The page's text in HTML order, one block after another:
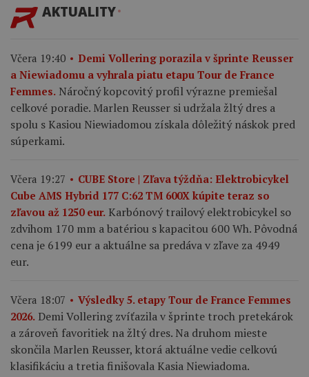
AKTUALITY
Včera 19:40
Demi Vollering porazila v šprinte Reusser
a Niewiadomu a vyhrala piatu etapu Tour de France
Femmes. Náročný kopcovitý profil výrazne premiešal
celkové poradie. Marlen Reusser si udržala žltý dres a
spolu s Kasiou Niewiadomou získala dôležitý náskok pred
súperkami.
Včera 19:27
CUBE Store | Zľava týždňa: Elektrobicykel
Cube AMS Hybrid 177 C:62 TM 600X kúpite teraz so
zľavou až 1250 eur. Karbónový trailový elektrobicykel so
zdvihom 170 mm a batériou s kapacitou 600 Wh. Pôvodná
cena je 6199 eur a aktuálne sa predáva v zľave za 4949
eur.
Včera 18:07
Výsledky 5. etapy Tour de France Femmes
2026. Demi Vollering zvíťazila v šprinte troch pretekárok
a zároveň favoritiek na žltý dres. Na druhom mieste
skončila Marlen Reusser, ktorá aktuálne vedie celkovú
klasifikáciu a tretia finišovala Kasia Niewiadoma.